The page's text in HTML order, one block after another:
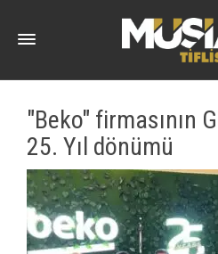
"Beko" firmasının
25. Yıl dönümü